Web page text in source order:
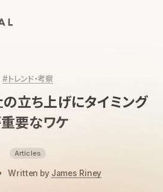
戻る
#トレンド・考察
立ち上げにタイミング
要なワケ
Articles
Written by James Riney